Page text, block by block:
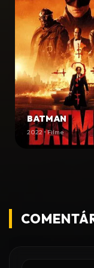
BATMAN
2022 • Filme